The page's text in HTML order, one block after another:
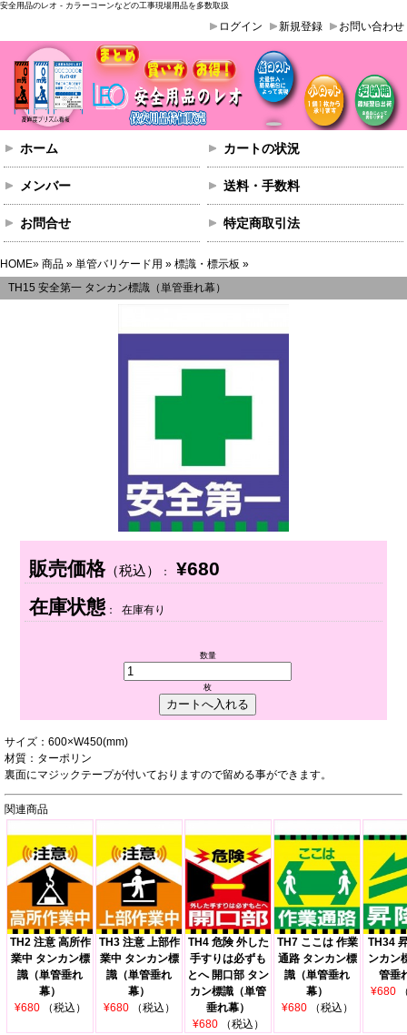
安全用品のレオ - カラーコーンなどの工事現場用品を多数取扱
お問い合わせ
新規登録
ログイン
ホーム カートの状況
メンバー 送料・手数料
お問合せ 特定商取引法
HOME» 商品 » 単管バリケード用 » 標識・標示板 »
TH15 安全第一 タンカン標識（単管垂れ幕）
販売価格（税込） ： ¥680
在庫状態 ： 在庫有り
数量
枚
サイズ：600×W450(mm)
材質：ターポリン
裏面にマジックテープが付いておりますので留める事ができます。
関連商品
TH2 注意 高所作
業中 タンカン標
識（単管垂れ
幕）
¥680
（税込）
TH3 注意 上部作
業中 タンカン標
識（単管垂れ
幕）
¥680
（税込）
TH4 危険 外した
手すりは必ずも
とへ 開口部 タン
カン標識（単管
垂れ幕）
¥680
（税込）
TH7 ここは 作業
通路 タンカン標
識（単管垂れ
幕）
¥680
（税込）
TH34
ンカン
管垂
¥680